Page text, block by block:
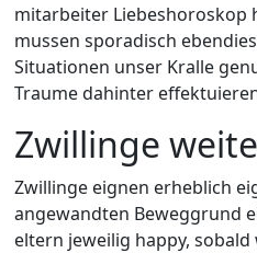
mitarbeiter Liebeshoroskop
mussen sporadisch
Situationen unser Kralle
Traume dahinter
Zwillinge
Zwillinge eignen erheblich
angewandten Beweggrund
eltern jeweilig happy,